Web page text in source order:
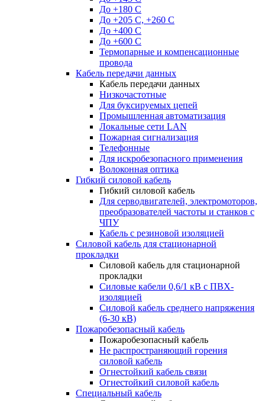
До +180 C
До +205 С, +260 С
До +400 C
До +600 С
Термопарные и компенсационные
провода
Кабель передачи данных
Кабель передачи данных
Низкочастотные
Для буксируемых цепей
Промышленная автоматизация
Локальные сети LAN
Пожарная сигнализация
Телефонные
Для искробезопасного применения
Волоконная оптика
Гибкий силовой кабель
Гибкий силовой кабель
Для серводвигателей, электромоторов,
преобразователей частоты и станков с
ЧПУ
Кабель с резиновой изоляцией
Силовой кабель для стационарной
прокладки
Силовой кабель для стационарной
прокладки
Силовые кабели 0,6/1 кВ с ПВХ-
изоляцией
Силовой кабель среднего напряжения
(6-30 кВ)
Пожаробезопасный кабель
Пожаробезопасный кабель
Не распространяющий горения
силовой кабель
Огнестойкий кабель связи
Огнестойкий силовой кабель
Специальный кабель